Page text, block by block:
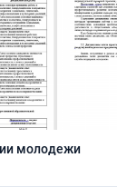
молодежи